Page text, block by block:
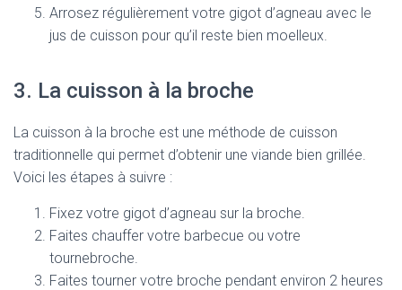
Arrosez régulièrement votre gigot d’agneau avec le
jus de cuisson pour qu’il reste bien moelleux.
3. La cuisson à la broche
La cuisson à la broche est une méthode de cuisson
traditionnelle qui permet d’obtenir une viande bien grillée.
Voici les étapes à suivre :
Fixez votre gigot d’agneau sur la broche.
Faites chauffer votre barbecue ou votre
tournebroche.
Faites tourner votre broche pendant environ 2 heures